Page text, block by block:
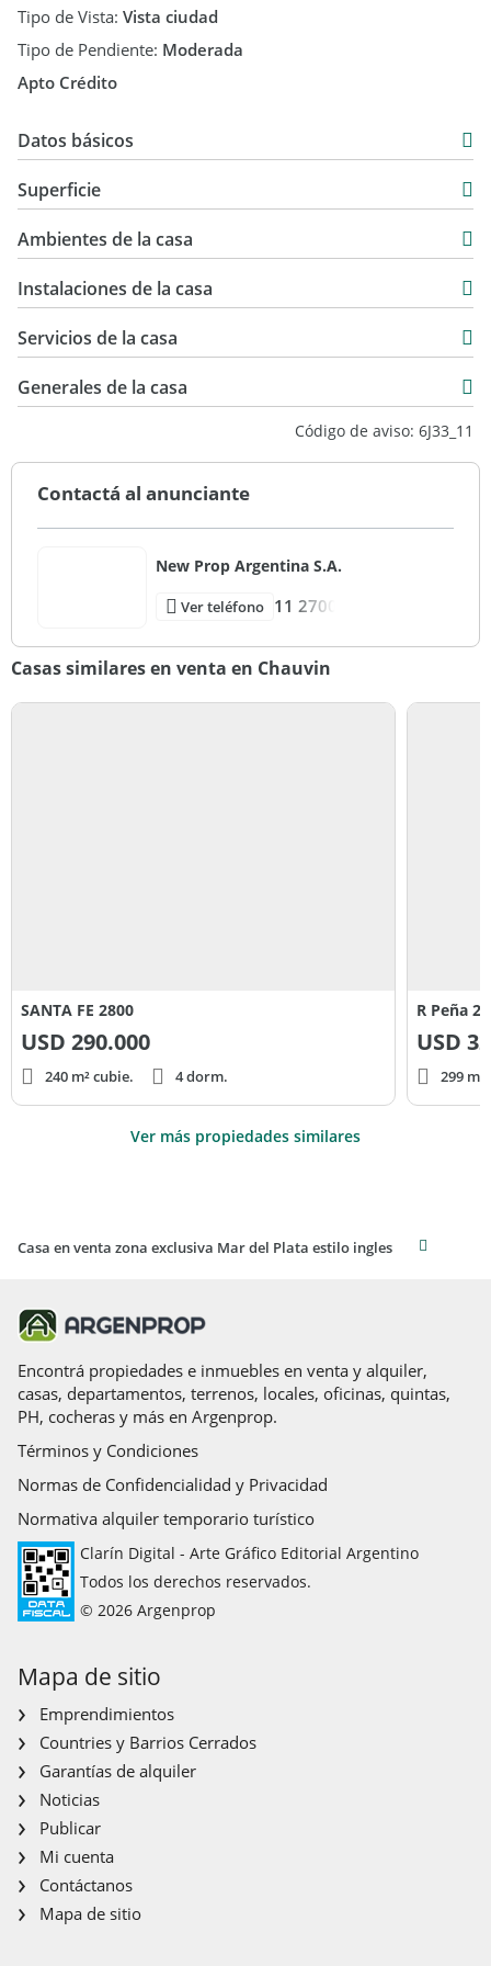
de la relación entre el asegurado y la compañía aseguradora.
del costo de la prima durante el plazo promocional referido,
respecto de la prestación del servicio asegurativo.
Tipo de Vista: Vista ciudad
Tipo de Pendiente: Moderada
Apto Crédito
Datos básicos
Venta
USD 250.000
Superficie
126 m2
180 m2
Ambientes de la casa
Instalaciones de la casa
Servicios de la casa
Generales de la casa
Código de aviso: 6J33_11
Contactá al anunciante
New Prop Argentina S.A.
Ver teléfono 11 2700
Casas similares en venta en Chauvin
SANTA FE 2800
USD 290.000
240 m² cubie. 4 dorm.
R Peña
USD
299
Ver más propiedades similares
Casa en venta zona exclusiva Mar del Plata estilo ingles
Encontrá propiedades e inmuebles en venta y alquiler,
casas, departamentos, terrenos, locales, oficinas, quintas,
PH, cocheras y más en Argenprop.
Términos y Condiciones
Normas de Confidencialidad y Privacidad
Normativa alquiler temporario turístico
Clarín Digital - Arte Gráfico Editorial Argentino
Todos los derechos reservados.
© 2026 Argenprop
Mapa de sitio
Emprendimientos
Countries y Barrios Cerrados
Garantías de alquiler
Noticias
Publicar
Mi cuenta
Contáctanos
Mapa de sitio